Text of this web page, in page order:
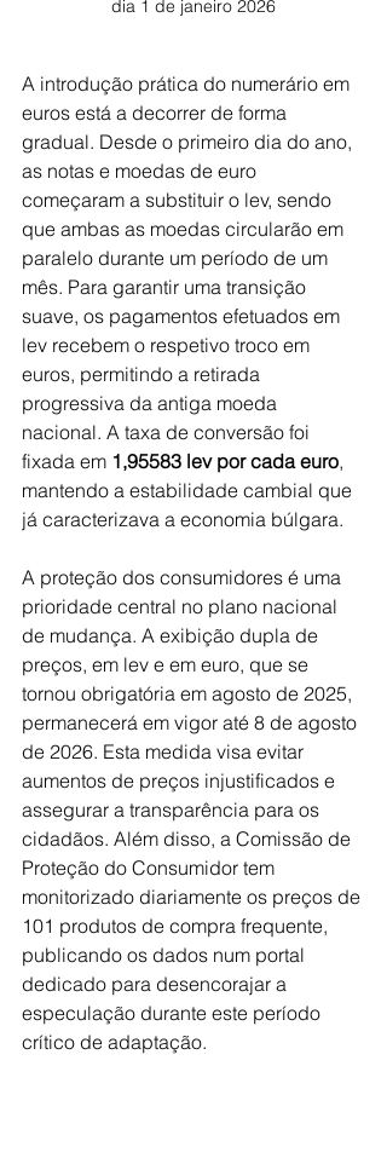
dia 1 de janeiro 2026
A introdução prática do numerário em
euros está a decorrer de forma
gradual. Desde o primeiro dia do ano,
as notas e moedas de euro
começaram a substituir o lev, sendo
que ambas as moedas circularão em
paralelo durante um período de um
mês. Para garantir uma transição
suave, os pagamentos efetuados em
lev recebem o respetivo troco em
euros, permitindo a retirada
progressiva da antiga moeda
nacional. A taxa de conversão foi
fixada em 1,95583 lev por cada euro,
mantendo a estabilidade cambial que
já caracterizava a economia búlgara.
A proteção dos consumidores é uma
prioridade central no plano nacional
de mudança. A exibição dupla de
preços, em lev e em euro, que se
tornou obrigatória em agosto de 2025,
permanecerá em vigor até 8 de agosto
de 2026. Esta medida visa evitar
aumentos de preços injustificados e
assegurar a transparência para os
cidadãos. Além disso, a Comissão de
Proteção do Consumidor tem
monitorizado diariamente os preços de
101 produtos de compra frequente,
publicando os dados num portal
dedicado para desencorajar a
especulação durante este período
crítico de adaptação.